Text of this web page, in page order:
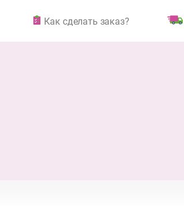
Как сделать заказ?